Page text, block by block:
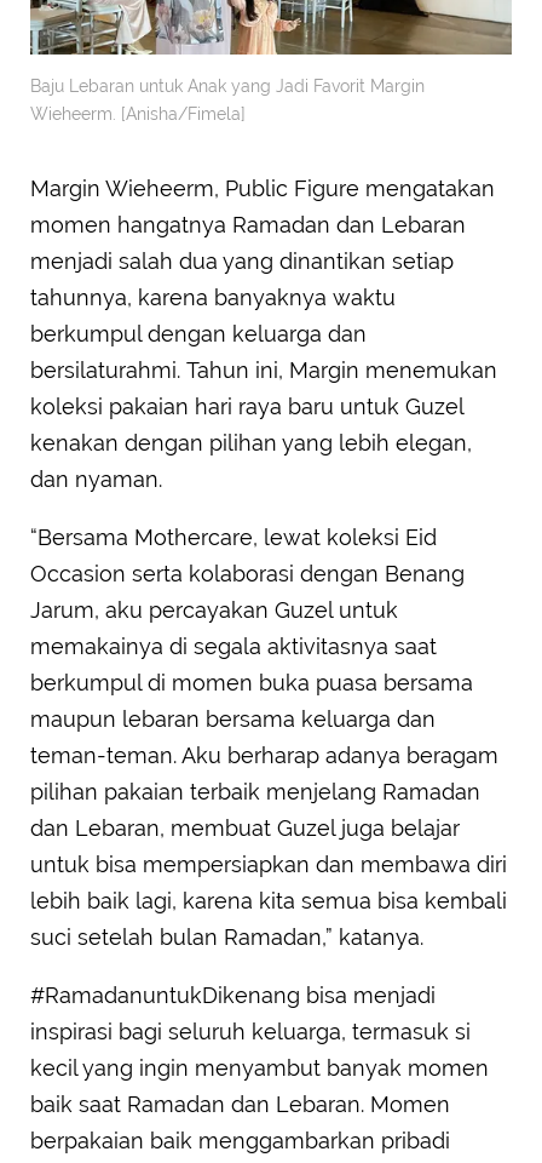
Baju Lebaran untuk Anak yang Jadi Favorit Margin
Wieheerm. [Anisha/Fimela]
Margin Wieheerm, Public Figure mengatakan
momen hangatnya Ramadan dan Lebaran
menjadi salah dua yang dinantikan setiap
tahunnya, karena banyaknya waktu
berkumpul dengan keluarga dan
bersilaturahmi. Tahun ini, Margin menemukan
koleksi pakaian hari raya baru untuk Guzel
kenakan dengan pilihan yang lebih elegan,
dan nyaman.
“Bersama Mothercare, lewat koleksi Eid
Occasion serta kolaborasi dengan Benang
Jarum, aku percayakan Guzel untuk
memakainya di segala aktivitasnya saat
berkumpul di momen buka puasa bersama
maupun lebaran bersama keluarga dan
teman-teman. Aku berharap adanya beragam
pilihan pakaian terbaik menjelang Ramadan
dan Lebaran, membuat Guzel juga belajar
untuk bisa mempersiapkan dan membawa diri
lebih baik lagi, karena kita semua bisa kembali
suci setelah bulan Ramadan,” katanya.
#RamadanuntukDikenang bisa menjadi
inspirasi bagi seluruh keluarga, termasuk si
kecil yang ingin menyambut banyak momen
baik saat Ramadan dan Lebaran. Momen
berpakaian baik menggambarkan pribadi